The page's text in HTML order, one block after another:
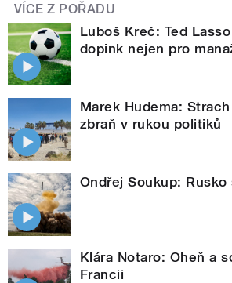
VÍCE Z POŘADU
Luboš Kreč: Ted
dopink nejen pro
Marek Hudema:
zbraň v rukou politiků
Ondřej Soukup: Rusko
Klára Notaro: Oheň a
Francii